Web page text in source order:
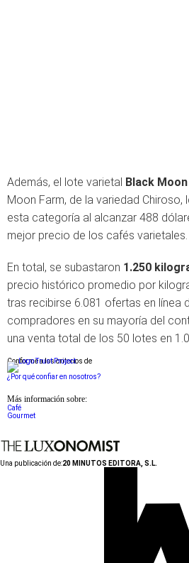
Además, el lote varietal Black
Moon Farm, de la variedad
esta categoría al alcanzar 488
mejor precio de los cafés varietales.
En total, se subastaron 1.250
precio histórico promedio por
tras recibirse 6.081 ofertas en línea
compradores en su mayoría del
una venta total de los 50 lotes en
Conforme a los criterios de
¿Por qué confiar en nosotros?
Más información sobre:
Café
Gourmet
Una publicación de:20 MINUTOS EDITORA, S.L.